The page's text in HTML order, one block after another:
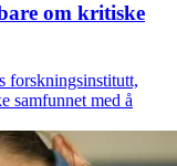
om kritiske
forskningsinstitutt,
samfunnet med å